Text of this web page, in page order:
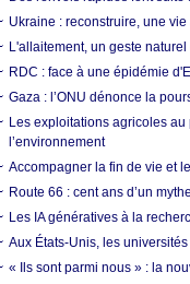
Ukraine : reconstruire, une vie
L'allaitement, un geste
RDC : face à une épidémie
Gaza : l’ONU dénonce la
Les exploitations agricoles
l’environnement
Accompagner la fin de vie et
Route 66 : cent ans d’un
Les IA génératives à la
Aux États-Unis, les
« Ils sont parmi nous » : la